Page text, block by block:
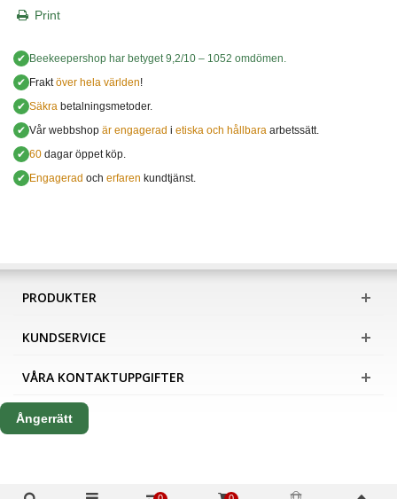
Print
✔ Beekeepershop har betyget 9,2/10 – 1052 omdömen.
✔ Fraktöver hela världen!
✔ Säkra betalningsmetoder.
✔ Vår webbshop är engagerad i etiska och hållbara arbetssätt.
✔ 60 dagar öppet köp.
✔ Engagerad och erfaren kundtjänst.
PRODUKTER
KUNDSERVICE
VÅRA KONTAKTUPPGIFTER
Ångerrätt